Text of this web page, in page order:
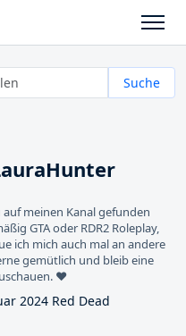
Suche
meinen Kanal gefunden
GTA oder RDR2 Roleplay,
ich mich auch mal an andere
gemütlich und bleib eine
♥
2024 Red Dead